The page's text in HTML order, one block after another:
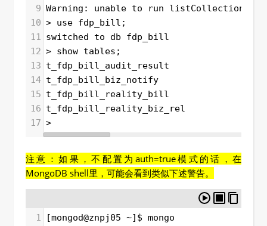
9 Warning : unable to run listCollections
10 > use fdp_bill ;
11 switched to db
fdp_bill
12 > show tables ;
13 t_fdp_bill_audit_result
14 t_fdp_bill_biz_notify
15 t_fdp_bill_reality_bill
16 t_fdp_bill_reality_biz_rel
17 >
注意：如果，不配置为auth=true模式的话，在
MongoDB shell里，可能会看到类似下述警告。
1 [mongod@znpj05 ~] $ mongo